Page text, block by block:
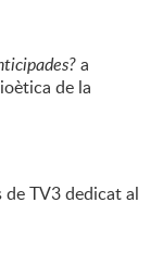
a
de la
de TV3 dedicat al